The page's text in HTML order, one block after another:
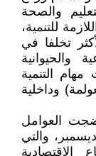
والصحة
للتنمية،
تخلفا في
والحيوانية
مهام التنمية
وداخلية
العوامل
والتي